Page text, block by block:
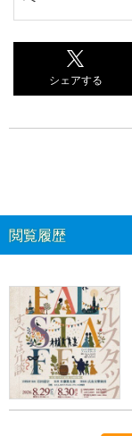
シェアする
閲覧履歴